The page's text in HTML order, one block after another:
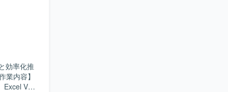
効率化推
VBA